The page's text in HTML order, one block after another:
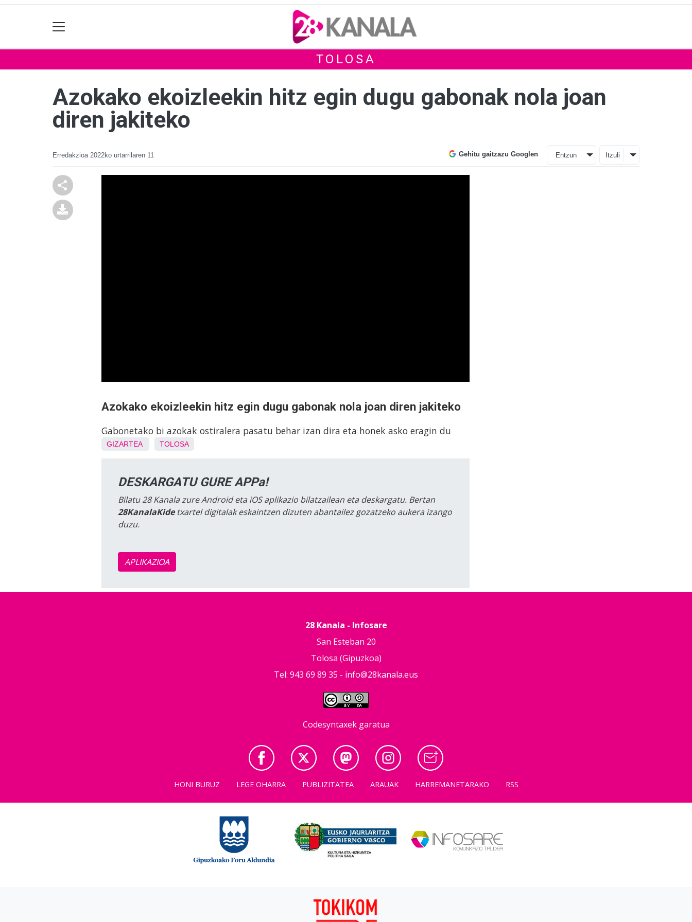
TOLOSA
Azokako ekoizleekin hitz egin dugu gabonak nola joan
diren jakiteko
Erredakzioa 2022ko urtarrilaren 11 Gehitu gaitzazu Googlen Entzun Itzuli
Azokako ekoizleekin hitz egin dugu gabonak nola joan diren jakiteko
Gabonetako bi azokak ostiralera pasatu behar izan dira eta honek asko eragin du
GIZARTEA TOLOSA
DESKARGATU GURE APPa!
Bilatu 28 Kanala zure Android eta iOS aplikazio bilatzailean eta deskargatu. Bertan
28KanalaKidetxartel digitalak eskaintzen dizuten abantailez gozatzeko aukera izango
duzu.
APLIKAZIOA
28 Kanala - Infosare
San Esteban 20
Tolosa (Gipuzkoa)
Tel: 943 69 89 35 - info@28kanala.eus
Codesyntaxek garatua
HONI BURUZ LEGE OHARRA PUBLIZITATEA ARAUAK HARREMANETARAKO RSS